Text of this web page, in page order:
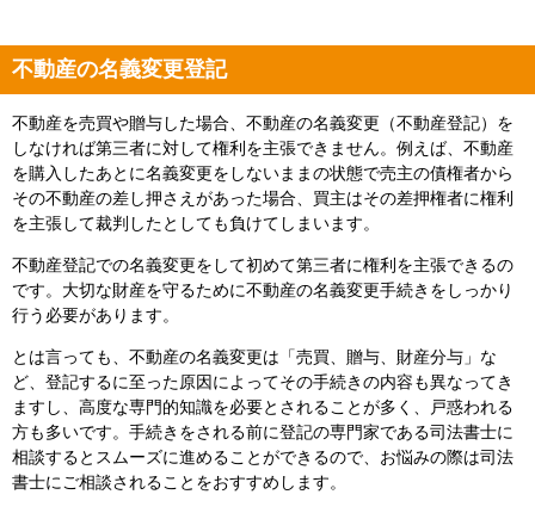
不動産の名義変更登記
不動産を売買や贈与した場合、不動産の名義変更（不動産登記）を
しなければ第三者に対して権利を主張できません。例えば、不動産
を購入したあとに名義変更をしないままの状態で売主の債権者から
その不動産の差し押さえがあった場合、買主はその差押権者に権利
を主張して裁判したとしても負けてしまいます。
不動産登記での名義変更をして初めて第三者に権利を主張できるの
です。大切な財産を守るために不動産の名義変更手続きをしっかり
行う必要があります。
とは言っても、不動産の名義変更は「売買、贈与、財産分与」な
ど、登記するに至った原因によってその手続きの内容も異なってき
ますし、高度な専門的知識を必要とされることが多く、戸惑われる
方も多いです。手続きをされる前に登記の専門家である司法書士に
相談するとスムーズに進めることができるので、お悩みの際は司法
書士にご相談されることをおすすめします。